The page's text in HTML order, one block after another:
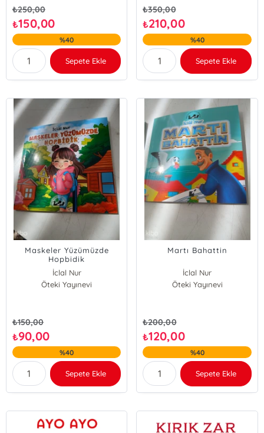
₺250,00
₺150,00
%40
Sepete Ekle
₺350,00
₺210,00
%40
Sepete Ekle
Maskeler Yüzümüzde
Hopbidik
İclal Nur
Öteki Yayınevi
₺150,00
₺90,00
%40
Sepete Ekle
Martı Bahattin
İclal Nur
Öteki Yayınevi
₺200,00
₺120,00
%40
Sepete Ekle